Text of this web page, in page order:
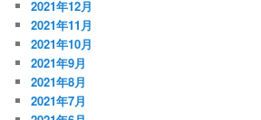
2021年12月
2021年11月
2021年10月
2021年9月
2021年8月
2021年7月